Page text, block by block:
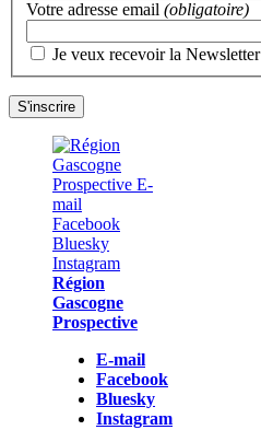
Votre adresse email (obligatoire)
Je veux recevoir la Newsletter
Région
Gascogne
Prospective
E-mail
Facebook
Bluesky
Instagram